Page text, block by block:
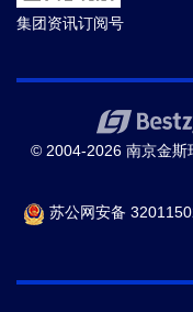
集团资讯订阅号
© 2004-2026 南京金斯
苏公网安备